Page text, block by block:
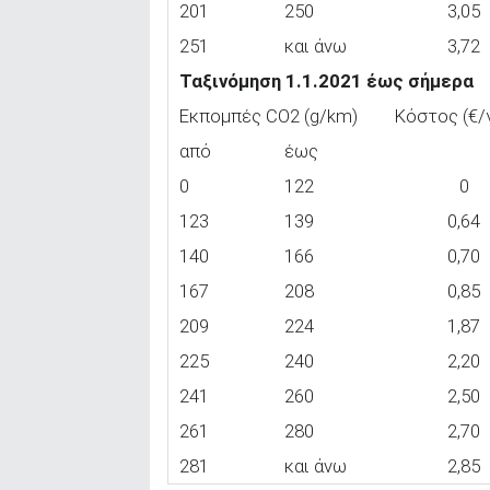
201
250
3,05
251
και άνω
3,72
Ταξινόμηση 1.1.2021 έως σήμερα
Εκπομπές CO2 (g/km)
Κόστος (€/
από
έως
0
122
0
123
139
0,64
140
166
0,70
167
208
0,85
209
224
1,87
225
240
2,20
241
260
2,50
261
280
2,70
281
και άνω 2,85